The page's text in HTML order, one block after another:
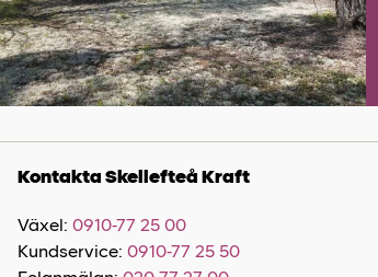
Kontakta Skellefteå Kraft
Växel: 0910-77 25 00
Kundservice: 0910-77 25 50